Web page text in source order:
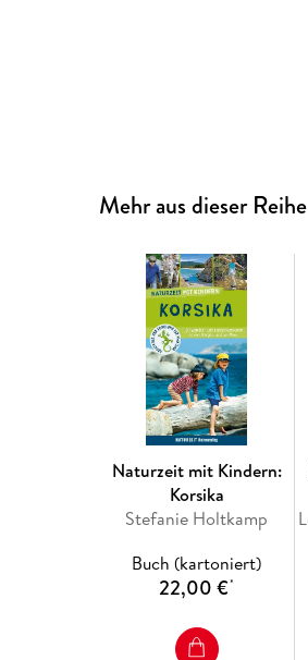
Mehr aus dieser Reihe
Naturzeit mit Kindern:
Korsika
Stefanie Holtkamp
Buch (kartoniert)
22,00 €*